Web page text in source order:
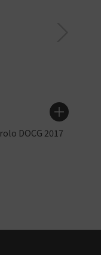
DOCG 2017